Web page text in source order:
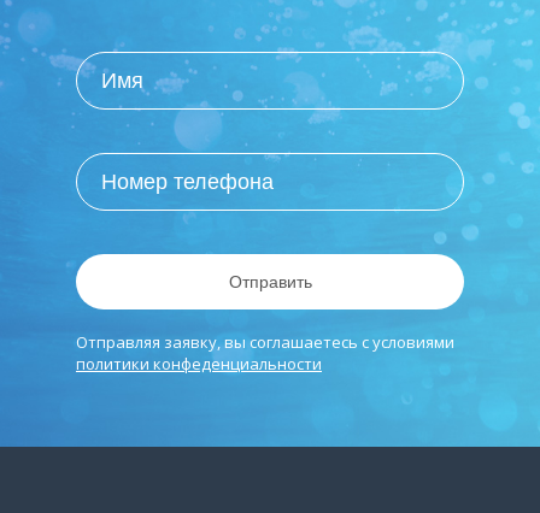
Отправить
Отправляя заявку, вы соглашаетесь с условиями
политики конфеденциальности